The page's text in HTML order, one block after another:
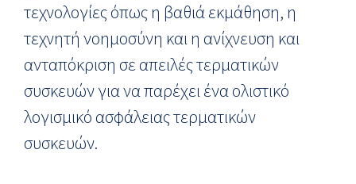
τεχνολογίες όπως η βαθιά εκμάθηση, η
τεχνητή νοημοσύνη και η ανίχνευση και
ανταπόκριση σε απειλές τερματικών
συσκευών για να παρέχει ένα ολιστικό
λογισμικό ασφάλειας τερματικών
συσκευών.